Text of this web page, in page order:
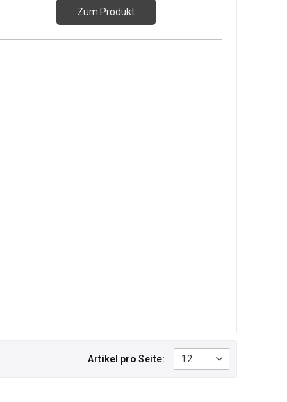
Zum Produkt
Artikel pro Seite: